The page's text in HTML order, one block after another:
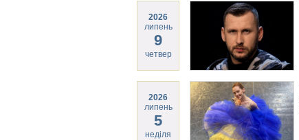
2026
липень
9
четвер
2026
липень
5
неділя